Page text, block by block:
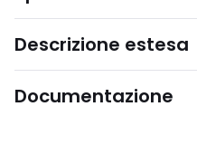
Descrizione estesa
Documentazione